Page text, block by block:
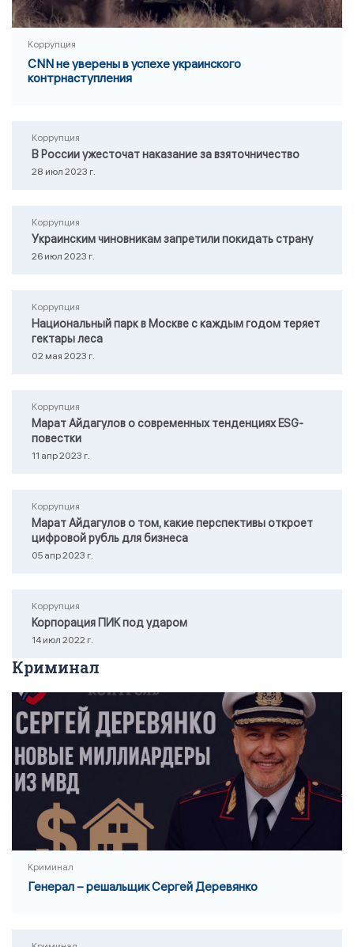
Коррупция
CNN не уверены в успехе украинского
контрнаступления
Коррупция
В России ужесточат наказание за взяточничество
28 июл 2023 г.
Коррупция
Украинским чиновникам запретили покидать страну
26 июл 2023 г.
Коррупция
Национальный парк в Москве с каждым годом теряет
гектары леса
02 мая 2023 г.
Коррупция
Марат Айдагулов о современных тенденциях ESG-
повестки
11 апр 2023 г.
Коррупция
Марат Айдагулов о том, какие перспективы откроет
цифровой рубль для бизнеса
05 апр 2023 г.
Коррупция
Корпорация ПИК под ударом
14 июл 2022 г.
Криминал
Криминал
Генерал – решальщик Сергей Деревянко